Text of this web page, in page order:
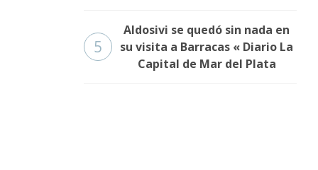
5
Aldosivi se quedó sin nada en
su visita a Barracas « Diario La
Capital de Mar del Plata